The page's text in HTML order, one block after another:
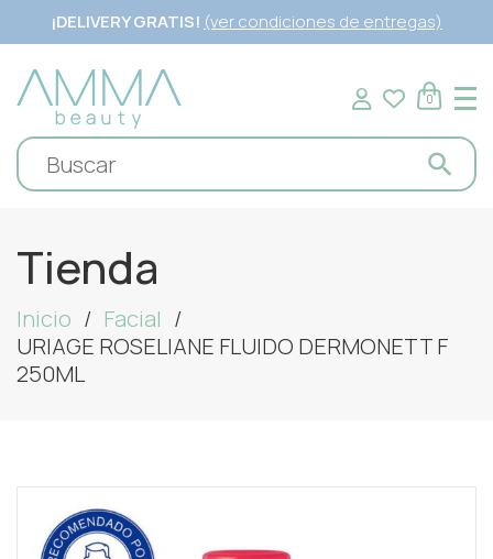
¡DELIVERY GRATIS! (ver condiciones de entregas)
0
Tienda
Inicio
Facial
URIAGE ROSELIANE FLUIDO DERMONETT F
250ML